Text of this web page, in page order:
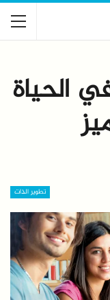
الحياة
تطوير الذات